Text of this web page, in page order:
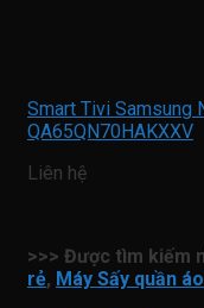
Smart Tivi Samsung
QA65QN70HAKXXV
Liên hệ
>>> Được tìm kiếm
rẻ, Máy Sấy quần áo